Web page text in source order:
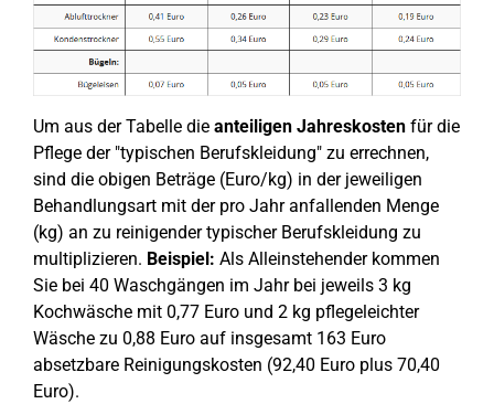
Um aus der Tabelle die anteiligen Jahreskosten für die
Pflege der "typischen Berufskleidung" zu errechnen,
sind die obigen Beträge (Euro/kg) in der jeweiligen
Behandlungsart mit der pro Jahr anfallenden Menge
(kg) an zu reinigender typischer Berufskleidung zu
multiplizieren. Beispiel: Als Alleinstehender kommen
Sie bei 40 Waschgängen im Jahr bei jeweils 3 kg
Kochwäsche mit 0,77 Euro und 2 kg pflegeleichter
Wäsche zu 0,88 Euro auf insgesamt 163 Euro
absetzbare Reinigungskosten (92,40 Euro plus 70,40
Euro).